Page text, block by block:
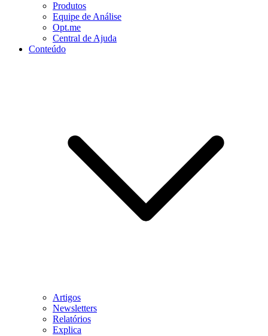
Produtos
Equipe de Análise
Opt.me
Central de Ajuda
Conteúdo
Artigos
Newsletters
Relatórios
Explica